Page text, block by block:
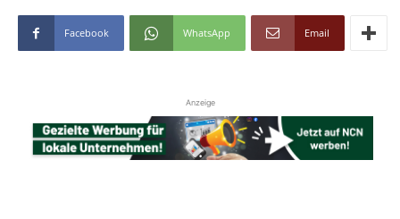
Facebook WhatsApp Email
Anzeige